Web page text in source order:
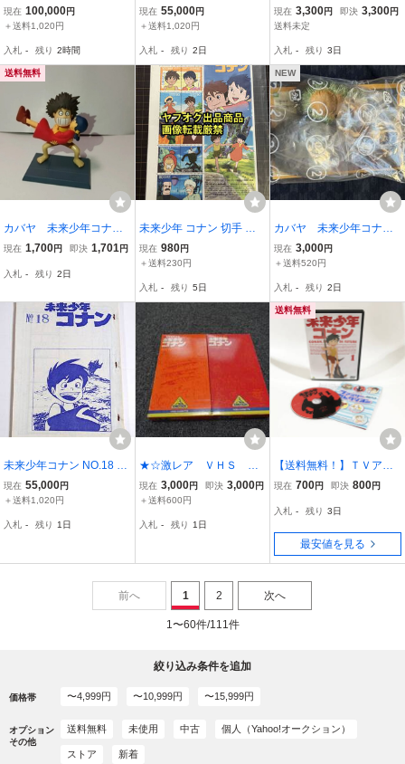
26話 最終回 絵コンテ ア
ニメ制作資料・制作素材
ブリ
現在 100,000円
＋送料1,020円
入札 - 残り 2時間
話 絵コンテ アニメ制作資
料・制作素材 当時物 宮崎
リ
現在 55,000円
＋送料1,020円
入札 - 残り 2日
イングマシンI&II 1/32 & 1/
144 プラモデル アオシ
現在 3,300円 即決 3,300円
送料未定
入札 - 残り 3日
送料無料
カバヤ 未来少年コナ
ン ドラマチックコレク
ア ラナ コナン 宮崎駿
現在 1,700円 即決 1,701円
入札 - 残り 2日
未来少年 コナン 切手 シ
ート アニメヒーロー・ヒ
ロインシリーズ 第6集 宮
使用品
現在 980円
＋送料230円
入札 - 残り 5日
NEW
カバヤ 未来少年コナ
ン 情景フィギュア 第
２話 旅立ち
現在 3,000円
＋送料520円
入札 - 残り 2日
未来少年コナン NO.18 第
18話 絵コンテ アニメ制作
資料・制作素材 当時物 宮
現在 55,000円
＋送料1,020円
入札 - 残り 1日
★☆激レア ＶＨＳ 未
来少年コナンⅠ・Ⅱ ビ
デオテープ 美品 ☆
現在 3,000円 即決 3,000円
＋送料600円
入札 - 残り 1日
送料無料
【送料無料！】ＴＶアニ
メDVD「未来少年コナン
現在 700円 即決 800円
入札 - 残り 3日
最安値を見る
前へ 1 2 次へ
1〜60件/111件
絞り込み条件を追加
価格帯 〜4,999円 〜10,999円 〜15,999円
オプション
その他
送料無料 未使用 中古 個人（Yahoo!オークション）
ストア 新着